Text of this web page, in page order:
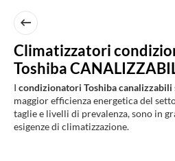
Climatizzatori
Toshiba
I condizionatori Toshiba canalizzabili
maggior efficienza energetica del
taglie e livelli di prevalenza, sono in
esigenze di climatizzazione.